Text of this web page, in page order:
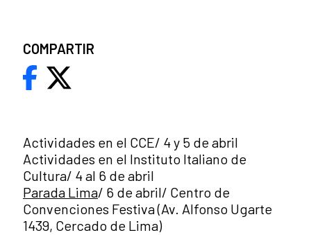
Actividades en el CCE/ 4 y 5 de abril
Actividades en el Instituto Italiano de
Cultura/ 4 al 6 de abril
Parada Lima/ 6 de abril/ Centro de
Convenciones Festiva (Av. Alfonso Ugarte
1439, Cercado de Lima)
COMPARTIR